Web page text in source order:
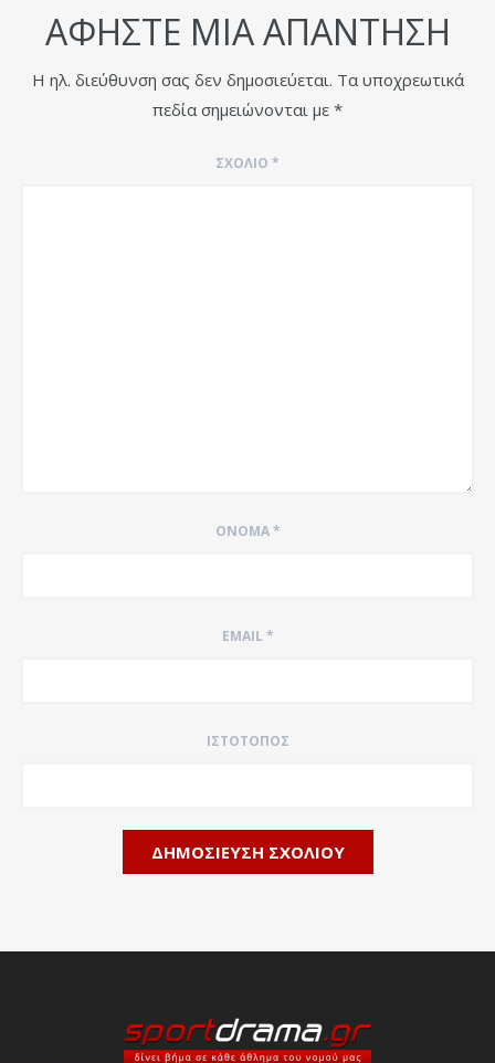
ΑΦΉΣΤΕ ΜΙΑ ΑΠΆΝΤΗΣΗ
Η ηλ. διεύθυνση σας δεν δημοσιεύεται. Τα υποχρεωτικά
πεδία σημειώνονται με *
ΣΧΌΛΙΟ *
ΌΝΟΜΑ*
EMAIL*
ΙΣΤΌΤΟΠΟΣ